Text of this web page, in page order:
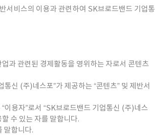
서비스의 이용과 관련하여 SK브로드밴드 기업통
과 관련된 경제활동을 영위하는 자로서 콘텐츠
신 (주)네스포”가 제공하는 “콘텐츠” 및 제반서
이용자”로서 “SK브로드밴드 기업통신 (주)네스
수 있는 자를 말합니다.
말합니다.